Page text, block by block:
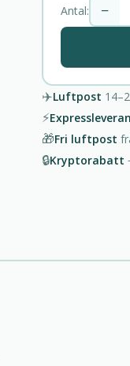
Antal: −
✈️Luftpost
⚡
🎁Fri luftpost
🔒Kryptorabatt